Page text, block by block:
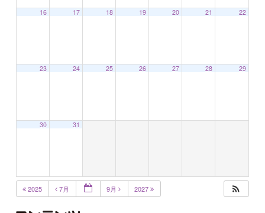
16 17 18 19 20 21 22
23 24 25 26 27 28 29
30 31
2025 7月 9月 2027